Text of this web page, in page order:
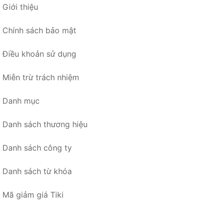
Giới thiệu
Chính sách bảo mật
Điều khoản sử dụng
Miễn trừ trách nhiệm
Danh mục
Danh sách thương hiệu
Danh sách công ty
Danh sách từ khóa
Mã giảm giá Tiki